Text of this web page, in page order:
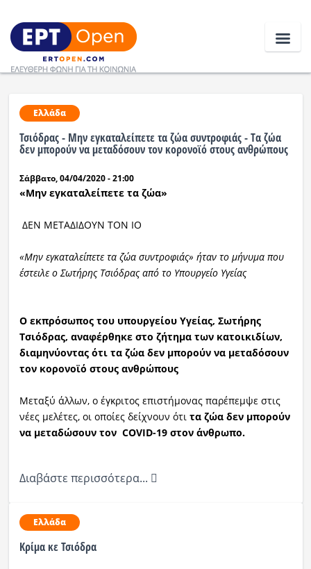
Ειδήσεις
Ελλάδα
Κοινωνία
Αθλητικά
Ραδιόφωνο LIVE
Εκπομπές
Πολιτισμός
Ελλάδα
Τσιόδρας - Μην εγκαταλείπετε τα ζώα συντροφιάς - Tα ζώα
δεν μπορούν να μεταδόσουν τον κορονοϊό στους ανθρώπους
Σάββατο, 04/04/2020 - 21:00
«Μην εγκαταλείπετε τα ζώα»
ΔΕΝ ΜΕΤΑΔΙΔΟΥΝ ΤΟΝ ΙΟ
«Μην εγκαταλείπετε τα ζώα συντροφιάς» ήταν το μήνυμα που
έστειλε ο Σωτήρης Τσιόδρας από το Υπουργείο Υγείας
Ο εκπρόσωπος του υπουργείου Υγείας, Σωτήρης
Τσιόδρας, αναφέρθηκε στο ζήτημα των κατοικιδίων,
διαμηνύοντας ότι τα ζώα δεν μπορούν να μεταδόσουν
τον κορονοϊό στους ανθρώπους
Μεταξύ άλλων, ο έγκριτος επιστήμονας παρέπεμψε στις
νέες μελέτες, οι οποίες δείχνουν ότι τα ζώα δεν μπορούν
να μεταδώσουν τον COVID-19 στον άνθρωπο.
Διαβάστε περισσότερα...
Ελλάδα
Κρίμα κε Τσιόδρα